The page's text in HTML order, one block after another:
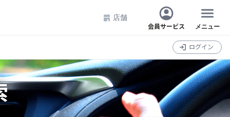
店舗
会員サービス メニュー
ログイン